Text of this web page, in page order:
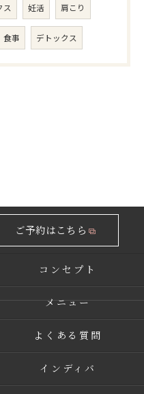
ス 妊活 肩こり
食事 デトックス
ご予約はこちら
コンセプト
メニュー
よくある質問
インディバ